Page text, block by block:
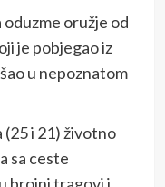
oduzme oružje od
je pobjegao iz
u nepoznatom
(25 i 21) životno
sa ceste